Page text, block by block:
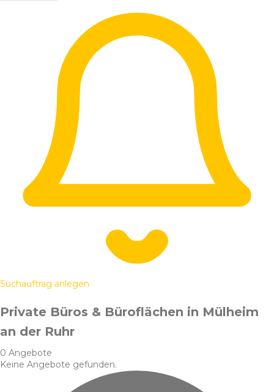
Suchauftrag anlegen
Private Büros & Büroflächen in Mülheim
an der Ruhr
0 Angebote
Keine Angebote gefunden.